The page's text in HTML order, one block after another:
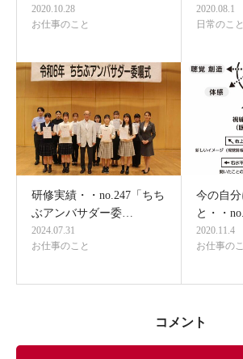
2020.10.28
お仕事のこと
2020.08.1
日常のこと
研修実績・・no.247「ちち
ぶアンバサダー委…
2024.07.31
お仕事のこと
今の自分
と・・
2020.11.4
お仕事の
コメント